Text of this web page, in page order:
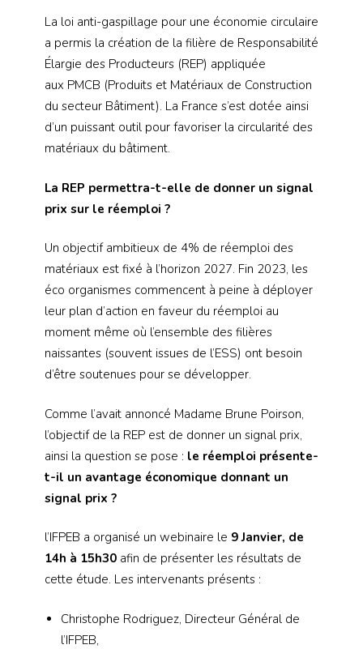
La loi anti-gaspillage pour une économie circulaire
a permis la création de la filière de Responsabilité
Élargie des Producteurs (REP) appliquée
aux PMCB (Produits et Matériaux de Construction
du secteur Bâtiment). La France s’est dotée ainsi
d’un puissant outil pour favoriser la circularité des
matériaux du bâtiment.
La REP permettra-t-elle de donner un signal
prix sur le réemploi ?
Un objectif ambitieux de 4% de réemploi des
matériaux est fixé à l’horizon 2027. Fin 2023, les
éco organismes commencent à peine à déployer
leur plan d’action en faveur du réemploi au
moment même où l’ensemble des filières
naissantes (souvent issues de l’ESS) ont besoin
d’être soutenues pour se développer.
Comme l’avait annoncé Madame Brune Poirson,
l’objectif de la REP est de donner un signal prix,
ainsi la question se pose : le réemploi présente-
t-il un avantage économique donnant un
signal prix ?
l’IFPEB a organisé un webinaire le 9 Janvier, de
14h à 15h30 afin de présenter les résultats de
cette étude. Les intervenants présents :
Christophe Rodriguez, Directeur Général de
l’IFPEB,